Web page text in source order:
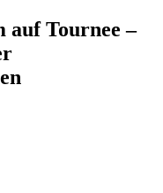
Tournee –